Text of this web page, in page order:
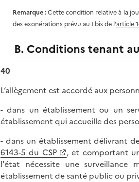
Remarque :Cette condition relative à la
des exonérations prévu au I bis de l'article
B. Conditions tenant
40
L’allègement est accordé aux
- dans un établissement ou un
établissement qui accueille des
- dans un établissement délivrant
6143-5 du CSP
, et comportant
l'état nécessite une surveillance
établissement de santé public ou